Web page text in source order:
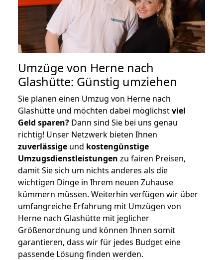
Umzüge von Herne nach
Glashütte: Günstig umziehen
Sie planen einen Umzug von Herne nach
Glashütte und möchten dabei möglichstviel
Geld sparen? Dann sind Sie bei uns genau
richtig! Unser Netzwerk bieten Ihnen
zuverlässige und kostengünstige
Umzugsdienstleistungen zu fairen Preisen,
damit Sie sich um nichts anderes als die
wichtigen Dinge in Ihrem neuen Zuhause
kümmern müssen. Weiterhin verfügen wir über
umfangreiche Erfahrung mit Umzügen von
Herne nach Glashütte mit jeglicher
Größenordnung und können Ihnen somit
garantieren, dass wir für jedes Budget eine
passende Lösung finden werden.